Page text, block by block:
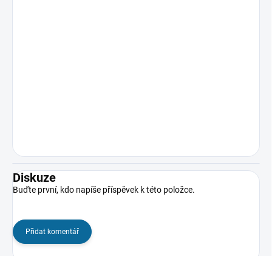
Diskuze
Buďte první, kdo napíše příspěvek k této položce.
Přidat komentář